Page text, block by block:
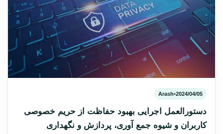
2024/04/05
•
Arash
دستورالعمل اجرایی بهبود حفاظت از حریم خصوصی
کاربران و شیوه جمع ‏آوری، پردازش و نگهداری